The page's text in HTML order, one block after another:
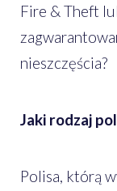
Fire & Theft
nieszczęścia?
Jaki rodzaj
Polisa, którą